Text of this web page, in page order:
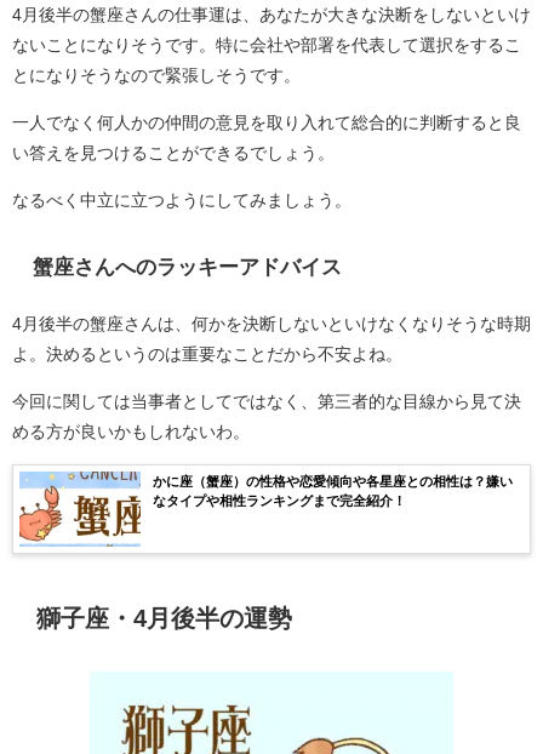
4月後半の蟹座さんの仕事運は、あなたが大きな決断をしないといけ
ないことになりそうです。特に会社や部署を代表して選択をするこ
とになりそうなので緊張しそうです。
一人でなく何人かの仲間の意見を取り入れて総合的に判断すると良
い答えを見つけることができるでしょう。
なるべく中立に立つようにしてみましょう。
蟹座さんへのラッキーアドバイス
4月後半の蟹座さんは、何かを決断しないといけなくなりそうな時期
よ。決めるというのは重要なことだから不安よね。
今回に関しては当事者としてではなく、第三者的な目線から見て決
める方が良いかもしれないわ。
かに座（蟹座）の性格や恋愛傾向や各星座との相性は？嫌い
なタイプや相性ランキングまで完全紹介！
獅子座・4月後半の運勢